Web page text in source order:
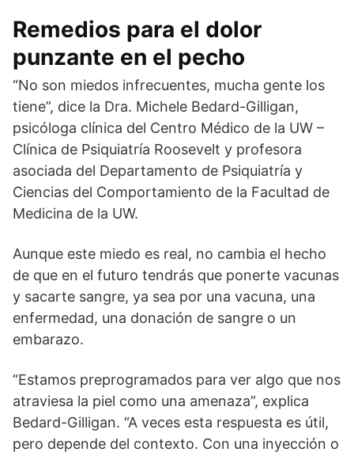
Remedios para el dolor
punzante en el pecho
“No son miedos infrecuentes, mucha gente los
tiene”, dice la Dra. Michele Bedard-Gilligan,
psicóloga clínica del Centro Médico de la UW –
Clínica de Psiquiatría Roosevelt y profesora
asociada del Departamento de Psiquiatría y
Ciencias del Comportamiento de la Facultad de
Medicina de la UW.
Aunque este miedo es real, no cambia el hecho
de que en el futuro tendrás que ponerte vacunas
y sacarte sangre, ya sea por una vacuna, una
enfermedad, una donación de sangre o un
embarazo.
“Estamos preprogramados para ver algo que nos
atraviesa la piel como una amenaza”, explica
Bedard-Gilligan. “A veces esta respuesta es útil,
pero depende del contexto. Con una inyección o